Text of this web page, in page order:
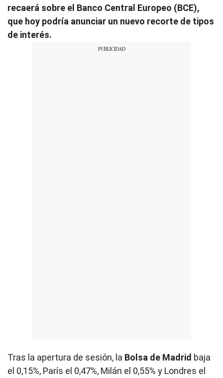
recaerá sobre el Banco Central Europeo (BCE),
que hoy podría anunciar un nuevo recorte de tipos
de interés.
Tras la apertura de sesión, la Bolsa de Madrid baja
el 0,15%, París el 0,47%, Milán el 0,55% y Londres el